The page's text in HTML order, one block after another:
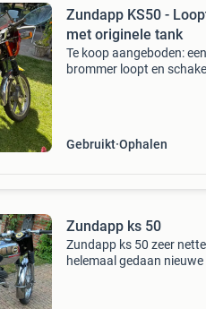
Zundapp KS50 -
met originele tank
Te koop aangeboden:
brommer loopt en
Gebruikt Ophalen
Zundapp ks 50
Zundapp ks 50 zeer
helemaal gedaan